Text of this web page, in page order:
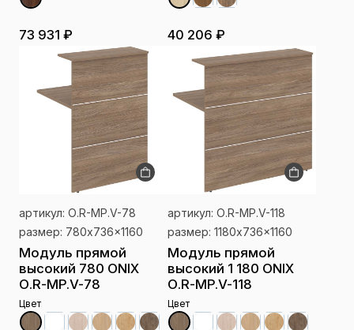
73 931 ₽ 40 206 ₽
артикул: О.R-MP.V-78
размер: 780x736x1160
Модуль прямой
высокий 780 ONIX
О.R-MP.V-78
Цвет
артикул: О.R-MP.V-118
размер: 1180x736x1160
Модуль прямой
высокий 1 180 ONIX
О.R-MP.V-118
Цвет